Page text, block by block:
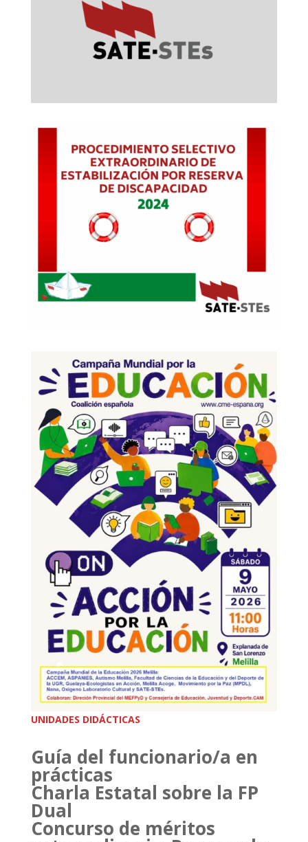
UNIDADES DIDÁCTICAS
Guía del funcionario/a en
prácticas
Charla Estatal sobre la FP
Dual
Concurso de méritos